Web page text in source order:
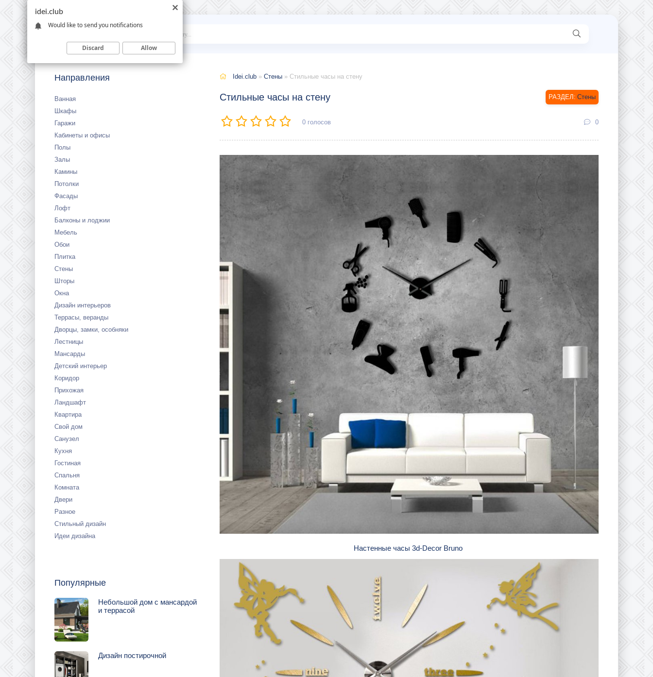
Idei
Направления
Ванная
Шкафы
Гаражи
Кабинеты и офисы
Полы
Залы
Камины
Потолки
Фасады
Лофт
Балконы и лоджии
Мебель
Обои
Плитка
Стены
Шторы
Окна
Дизайн интерьеров
Террасы, веранды
Дворцы, замки, особняки
Лестницы
Мансарды
Детский интерьер
Коридор
Прихожая
Ландшафт
Квартира
Свой дом
Санузел
Кухня
Гостиная
Спальня
Комната
Двери
Разное
Стильный дизайн
Идеи дизайна
Популярные
Небольшой дом с мансардой
и террасой
Дизайн постирочной
Idei.club » Стены » Стильные часы на стену
Стильные часы на стену Стены
0 голосов 0
Настенные часы 3d-Decor Bruno
idei.club
Would like to send you notifications
Discard Allow